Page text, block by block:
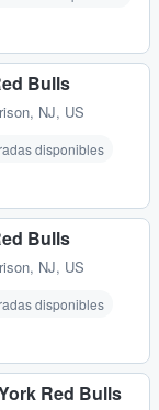
Bulls
NJ, US
disponibles
Bulls
NJ, US
disponibles
Red Bulls